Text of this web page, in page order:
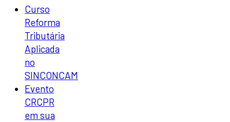
Curso
Reforma
Tributária
Aplicada
no
SINCONCAM
Evento
CRCPR
em sua